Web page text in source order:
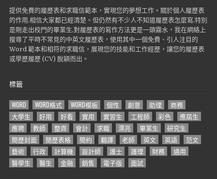
提供免費的履歷表和求職信範本，實現您的夢想工作。關於個人履歷表
的作用,相信大家都已經清楚。但仍然有不少人不知道履歷表怎麼寫,特別
是剛走出校門的畢業生,對履歷表的寫作方法更是一頭霧水，我在網絡上
搜尋了平時不常見的中英文履歷表，使用其中一個免費、引人注目的
Word 範本和相符的求職信，展現您的技能和工作經歷，讓您的履歷表
或學歷履歷 (CV) 脫穎而出。
標籤
WORD WORD格式 WORD模板 個性 創意 助理
商務
大學生
好用 好看 實用 實習生 工程師 彩色
應屆生
應聘
教師 整齊 會計 求職 漂亮 畢業生
研究生
簡歷封面
簡歷表格 簡約 翻譯 老師 英文 英語
范文
藝術
行政 計算機 設計師 護士 護理 財務
通用
醫學生
醫生 金融 銷售 電子版 面試